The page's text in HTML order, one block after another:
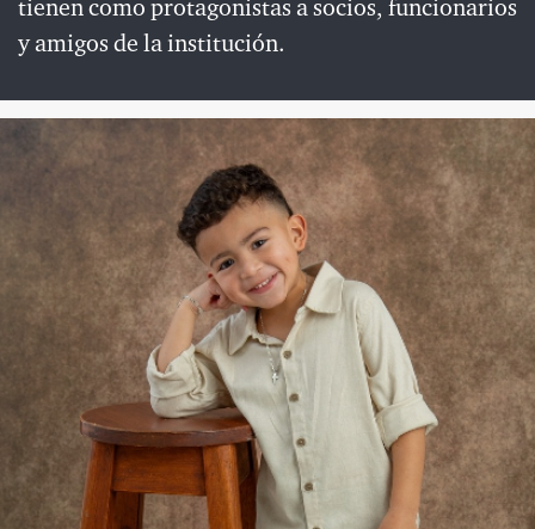
tienen como protagonistas a socios, funcionarios
y amigos de la institución.